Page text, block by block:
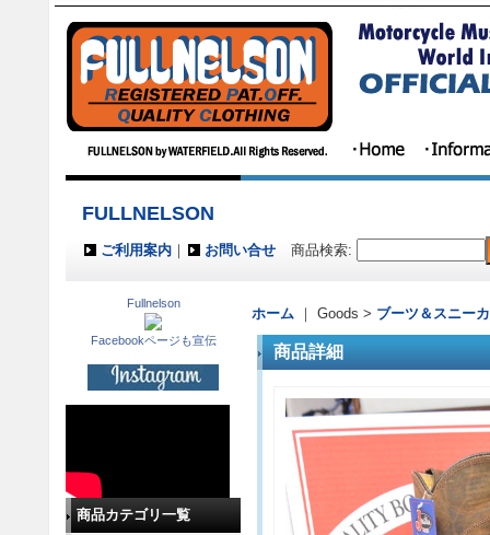
FULLNELSON
ご利用案内 ｜ お問い合せ 商品検索:
Fullnelson
Facebookページも宣伝
商品カテゴリ一覧
ホーム ｜ Goods > ブーツ＆スニー
商品詳細